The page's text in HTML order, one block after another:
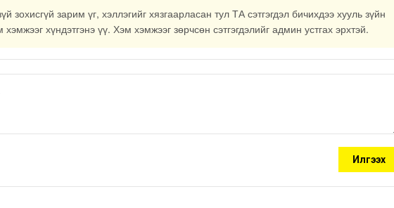
зохисгүй зарим үг, хэллэгийг хязгаарласан тул ТА сэтгэгдэл бичихдээ хууль зүйн
хүндэтгэнэ үү. Хэм хэмжээг зөрчсөн сэтгэгдэлийг админ устгах эрхтэй.
Илгээх